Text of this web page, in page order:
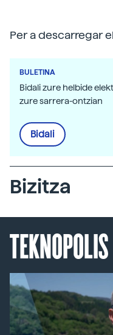
Per a descarregar
BULETINA
Bidali zure helbide
zure sarrera-ontzian
Bidali
Bizitza
TEKNOPOLIS